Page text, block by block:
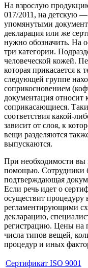
На взрослую
017/2011, на детскую
упомянутыми
декларация или же
нужно обозначить. На
три категории.
человеческой кожей.
которая прикасается
следующей группе
соприкосновением
документация относит
соприкасающиеся.
соответствия какой-
зависит от слоя, к
вещи разделяются
выпускаются.
При необходимости вы
помощью. Сотрудники
подтверждающая
Если речь идет о
осуществит процедуру
регламентирующими
декларацию,
регистрацию. Цены на
числа типов вещей,
процедур и иных
Сертификат ISO 9001